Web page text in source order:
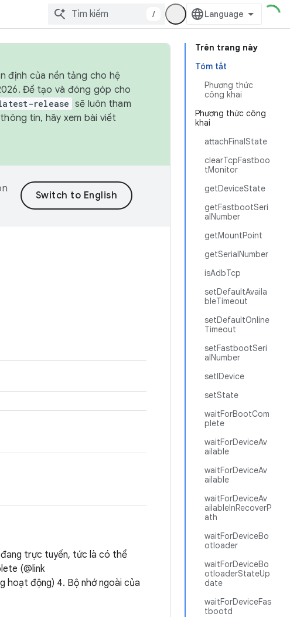
/
Trên trang này
Tóm tắt
Phương thức
công khai
Phương thức công
khai
attachFinalState
clearTcpFastboo
tMonitor
getDeviceState
getFastbootSeri
alNumber
getMountPoint
getSerialNumber
isAdbTcp
setDefaultAvaila
bleTimeout
setDefaultOnline
Timeout
setFastbootSeri
alNumber
setIDevice
setState
waitForBootCom
plete
waitForDeviceAv
ailable
waitForDeviceAv
ailable
waitForDeviceAv
ailableInRecoverP
ath
waitForDeviceBo
otloader
waitForDeviceBo
otloaderStateUp
date
waitForDeviceFas
tbootd
định của nền tảng cho hệ
Để tạo và đóng góp cho
release sẽ luôn tham
tin, hãy xem bài viết
đang trực tuyến, tức là có thể
(@link
hoạt động) 4. Bộ nhớ ngoài của